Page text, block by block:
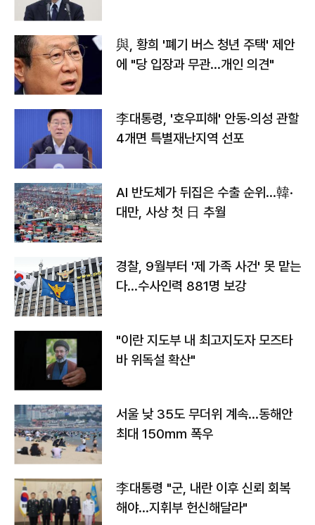
與, 황희 '폐기 버스 청년 주택' 제안
에 "당 입장과 무관…개인 의견"
李대통령, '호우피해' 안동·의성 관할
4개면 특별재난지역 선포
AI 반도체가 뒤집은 수출 순위…韓·
대만, 사상 첫 日 추월
경찰, 9월부터 '제 가족 사건' 못 맡는
다…수사인력 881명 보강
"이란 지도부 내 최고지도자 모즈타
바 위독설 확산"
서울 낮 35도 무더위 계속…동해안
최대 150㎜ 폭우
李대통령 "군, 내란 이후 신뢰 회복
해야…지휘부 헌신해달라"